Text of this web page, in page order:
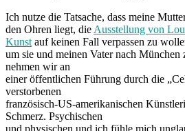
Ich nutze die Tatsache, dass meine
den Ohren liegt, die Ausstellung von
Kunst auf keinen Fall verpassen zu
um sie und meinen Vater nach
nehmen wir an
einer öffentlichen Führung durch die
verstorbenen
französisch-US-amerikanischen
Schmerz. Psychischen
und physischen und ich fühle mich